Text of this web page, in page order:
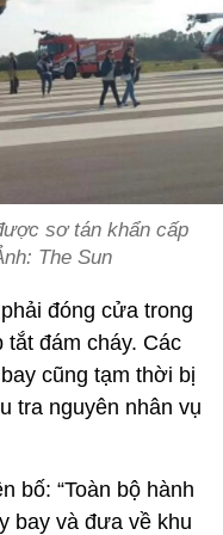
sơ tán khẩn cấp
The Sun
đóng cửa trong
đám cháy. Các
cũng tạm thời bị
tra nguyên nhân vụ
bố: “Toàn bộ hành
bay và đưa về khu